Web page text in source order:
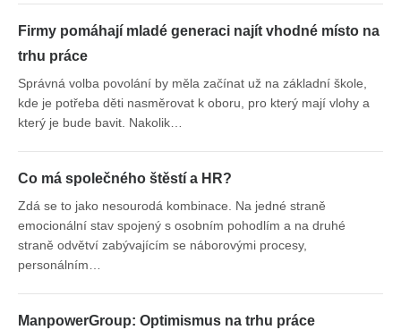
Firmy pomáhají mladé generaci najít vhodné místo na
trhu práce
Správná volba povolání by měla začínat už na základní škole,
kde je potřeba děti nasměrovat k oboru, pro který mají vlohy a
který je bude bavit. Nakolik…
Co má společného štěstí a HR?
Zdá se to jako nesourodá kombinace. Na jedné straně
emocionální stav spojený s osobním pohodlím a na druhé
straně odvětví zabývajícím se náborovými procesy,
personálním…
ManpowerGroup: Optimismus na trhu práce